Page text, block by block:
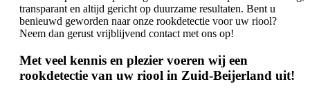
transparant en altijd gericht op duurzame resultaten. Bent u
benieuwd geworden naar onze rookdetectie voor uw riool?
Neem dan gerust vrijblijvend contact met ons op!
Met veel kennis en plezier voeren wij een
rookdetectie van uw riool in Zuid-Beijerland uit!